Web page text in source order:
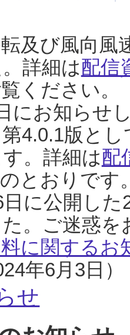
及び風向風
詳細は配信
ください。
にお知らせ
4.0.1版と
。詳細は配
のとおりです
に公開し
。ご迷惑
に関するお
年6月3日）
せ